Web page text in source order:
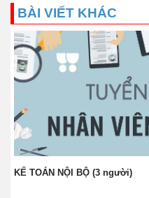
BÀI VIẾT KHÁC
KẾ TOÁN NỘI BỘ (3 người)